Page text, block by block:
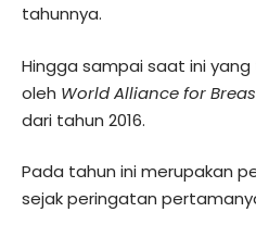
tahunnya.
Hingga sampai saat ini
oleh World Alliance for
dari tahun 2016.
Pada tahun ini merupakan
sejak peringatan